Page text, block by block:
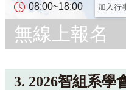
08:00~18:00
加入行
無線上報名
3. 2026智組系學